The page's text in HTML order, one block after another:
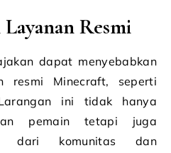
Resmi
dapat menyebabkan
resmi Minecraft, seperti
ini tidak hanya
pemain tetapi juga
dari komunitas dan